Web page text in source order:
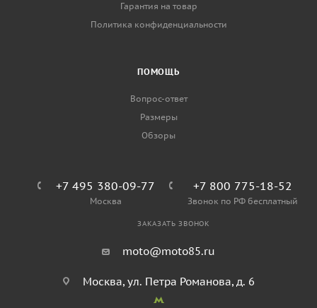
Гарантия на товар
Политика конфиденциальности
ПОМОЩЬ
Вопрос-ответ
Размеры
Обзоры
+7 495 380-09-77
Москва
+7 800 775-18-52
Звонок по РФ бесплатный
ЗАКАЗАТЬ ЗВОНОК
moto@moto85.ru
Москва, ул. Петра Романова, д. 6